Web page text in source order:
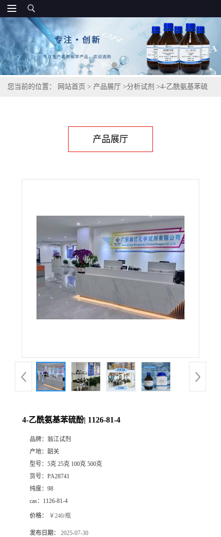
您当前的位置： 网站首页 > 产品展厅 >分析试剂 >4-乙酰氨基苯硫
产品展厅
4-乙酰氨基苯硫酚| 1126-81-4
品牌： 翁江试剂
产地： 韶关
型号： 5克 25克 100克 500克
货号： PA28741
纯度： 98
cas： 1126-81-4
价格： ￥240/瓶
发布日期： 2025-07-30